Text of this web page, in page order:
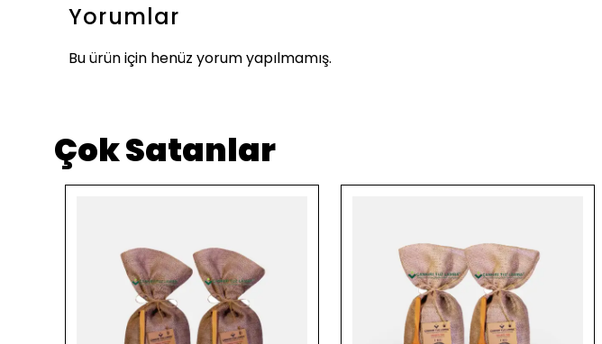
Yorumlar
Bu ürün için henüz yorum yapılmamış.
Çok Satanlar